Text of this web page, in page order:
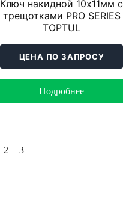
Ключ накидной 10х11мм с
трещотками PRO SERIES
TOPTUL
ЦЕНА ПО ЗАПРОСУ
Подробнее
2 3